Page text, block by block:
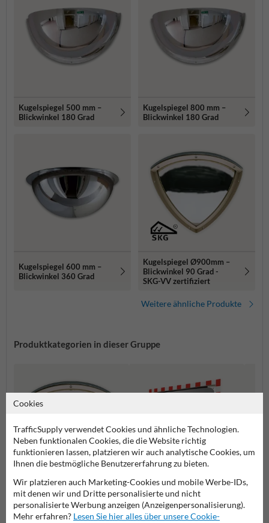
Kugelspiegel 500 mm –
Blickwinkel 180 Grad
Kugelspiegel 800 mm –
Blickwinkel 180 Grad
Kugelspiegel 600 mm –
Blickwinkel 360 Grad
Kugelspiegel Ø900mm –
Blickwinkel 90 Grad -
SKG-VV zertifiziert
Weitere ähnliche Produkte
Produktkategorien in dieser Gruppe
Panoramaspiegel Kunststoff Verkehrsspiegel
Cookies
TrafficSupply verwendet Cookies und ähnliche Technologien.
Neben funktionalen Cookies, die die Website richtig
funktionieren lassen, platzieren wir auch analytische Cookies, um
Ihnen die bestmögliche Benutzererfahrung zu bieten.
Wir platzieren auch Marketing-Cookies und mobile Werbe-IDs,
mit denen wir und Dritte personalisierte und nicht
personalisierte Werbung anzeigen (Anzeigenpersonalisierung).
Mehr erfahren? Lesen Sie hier alles über unsere Cookie-